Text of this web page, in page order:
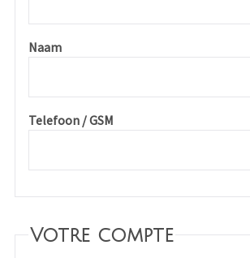
Naam
Telefoon / GSM
Votre compte